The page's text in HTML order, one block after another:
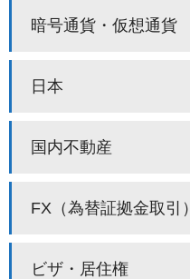
暗号通貨・仮想通貨
日本
国内不動産
FX（為替証拠金取引）
ビザ・居住権